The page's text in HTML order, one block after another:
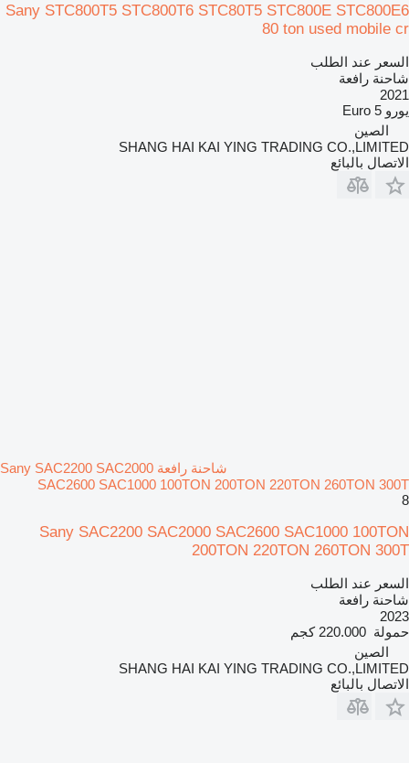
Sany STC800T5 STC800T6 STC80T5 STC800E STC800E6
80 ton used mobile cr
السعر عند الطلب
شاحنة رافعة
2021
يورو Euro 5
الصين
SHANG HAI KAI YING TRADING CO.,LIMITED
الاتصال بالبائع
شاحنة رافعة Sany SAC2200 SAC2000
SAC2600 SAC1000 100TON 200TON 220TON 260TON 300T
8
Sany SAC2200 SAC2000 SAC2600 SAC1000 100TON
200TON 220TON 260TON 300T
السعر عند الطلب
شاحنة رافعة
2023
حمولة 220.000 كجم
الصين
SHANG HAI KAI YING TRADING CO.,LIMITED
الاتصال بالبائع